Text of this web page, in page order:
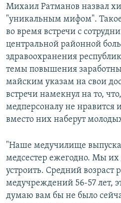
Михаил Ратманов назвал
"уникальным мифом". Такое
во время встречи с
центральной районной
здравоохранения
темы повышения
майским указам на свои
встречи намекнул на то,
медперсоналу не нравится
вместо них наберут
"Наше медучилище
медсестер ежегодно. Мы
устроить. Средний возраст
медучреждений 56-57 лет,
думаю вам бы не было